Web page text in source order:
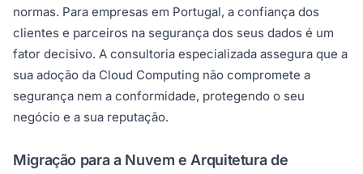
normas. Para empresas em Portugal, a confiança dos
clientes e parceiros na segurança dos seus dados é um
fator decisivo. A consultoria especializada assegura que a
sua adoção da Cloud Computing não compromete a
segurança nem a conformidade, protegendo o seu
negócio e a sua reputação.
Migração para a Nuvem e Arquitetura de